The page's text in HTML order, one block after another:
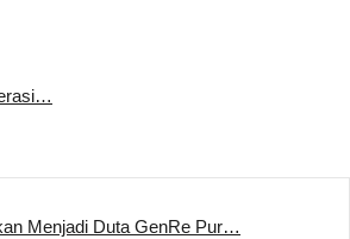
Menjadi Duta GenRe Pur…